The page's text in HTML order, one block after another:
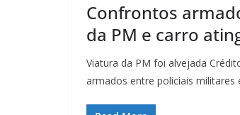
Confrontos
da PM e carro
Viatura da PM foi alvejada
armados entre policiais militares